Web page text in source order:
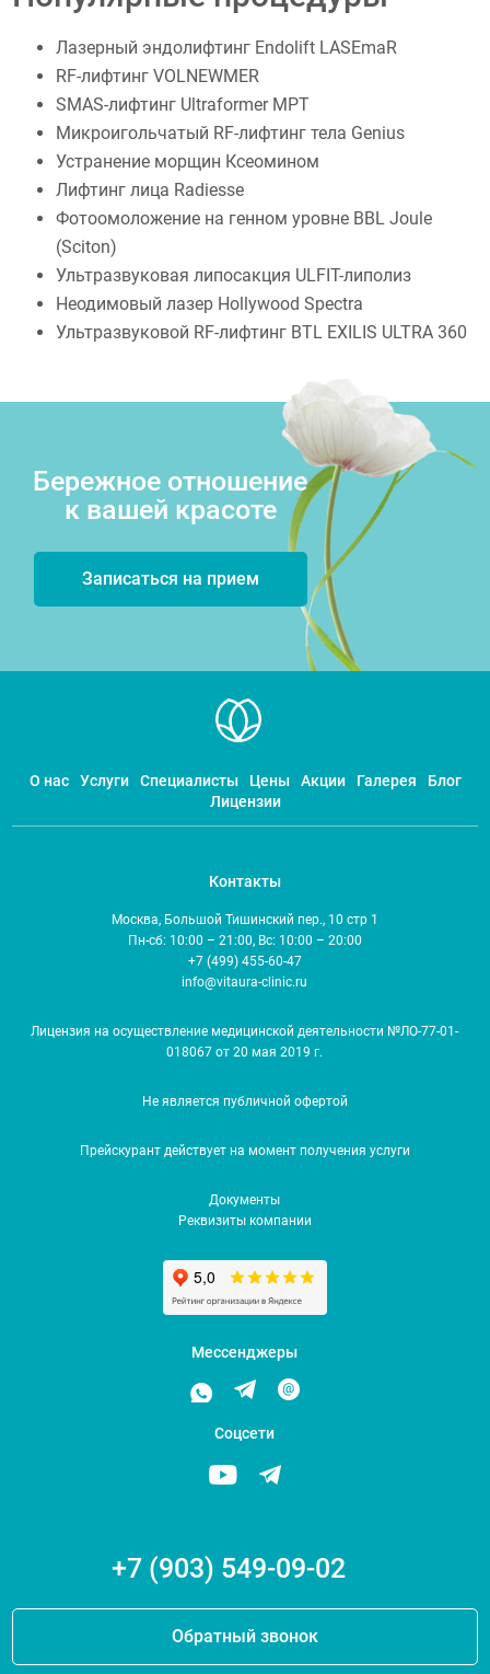
Лазерный эндолифтинг Endolift LASEmaR
RF-лифтинг VOLNEWMER
SMAS-лифтинг Ultraformer MPT
Микроигольчатый RF-лифтинг тела Genius
Устранение морщин Ксеомином
Лифтинг лица Radiesse
Фотоомоложение на генном уровне BBL Joule
(Sciton)
Ультразвуковая липосакция ULFIT-липолиз
Неодимовый лазер Hollywood Spectra
Ультразвуковой RF-лифтинг BTL EXILIS ULTRA 360
Бережное отношение
к вашей красоте
Записаться на прием
О нас Услуги Специалисты Цены Акции Галерея
Блог
Лицензии
Контакты
Москва, Большой Тишинский пер., 10 стр 1
Пн-сб: 10:00 – 21:00, Вс: 10:00 – 20:00
+7 (499) 455-60-47
info@vitaura-clinic.ru
Лицензия на осуществление медицинской деятельности №ЛО-77-01-
018067 от 20 мая 2019 г.
Не является публичной офертой
Прейскурант действует на момент получения услуги
Документы
Реквизиты компании
Мессенджеры
Соцсети
+7 (903) 549-09-02
Обратный звонок